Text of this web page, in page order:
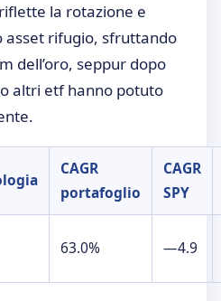
la rotazione e
rifugio, sfruttando
dell’oro, seppur dopo
altri etf hanno potuto
CAGR
portafoglio
CAGR
SPY
63.0% —4.9